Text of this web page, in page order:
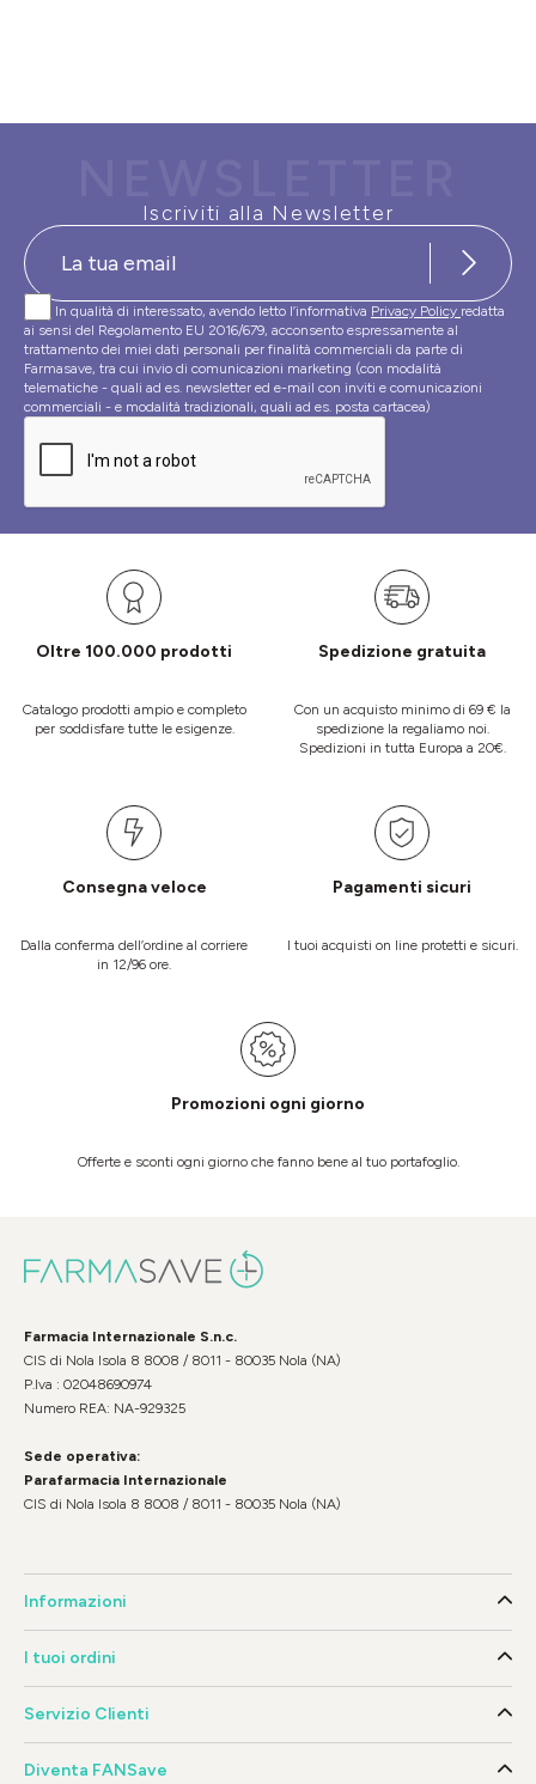
Iscriviti alla Newsletter
In qualità di interessato, avendo letto l’informativa Privacy Policy redatta
ai sensi del Regolamento EU 2016/679, acconsento espressamente al
trattamento dei miei dati personali per finalità commerciali da parte di
Farmasave, tra cui invio di comunicazioni marketing (con modalità
telematiche - quali ad es. newsletter ed e-mail con inviti e comunicazioni
commerciali - e modalità tradizionali, quali ad es. posta cartacea)
Oltre 100.000 prodotti
Catalogo prodotti ampio e completo
per soddisfare tutte le esigenze.
Spedizione gratuita
Con un acquisto minimo di 69 € la
spedizione la regaliamo noi.
Spedizioni in tutta Europa a 20€.
Consegna veloce
Dalla conferma dell’ordine al corriere
in 12/96 ore.
Pagamenti sicuri
I tuoi acquisti on line protetti e sicuri.
Promozioni ogni giorno
Offerte e sconti ogni giorno che fanno bene al tuo portafoglio.
Farmacia Internazionale S.n.c.
CIS di Nola Isola 8 8008 / 8011 - 80035 Nola (NA)
P.Iva : 02048690974
Numero REA: NA-929325
Sede operativa:
Parafarmacia Internazionale
CIS di Nola Isola 8 8008 / 8011 - 80035 Nola (NA)
Informazioni
I tuoi ordini
Servizio Clienti
Diventa FANSave